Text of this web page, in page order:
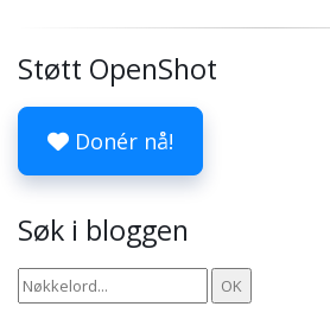
Støtt OpenShot
Donér nå!
Søk i bloggen